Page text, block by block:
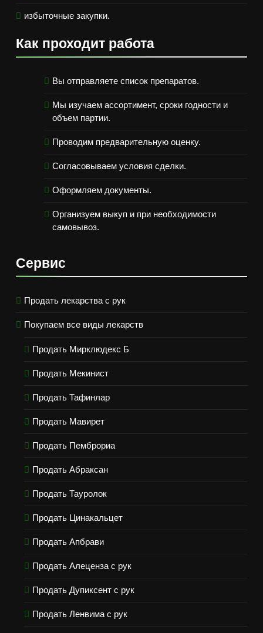
избыточные закупки.
Как проходит работа
Вы отправляете список препаратов.
Мы изучаем ассортимент, сроки годности и
объем партии.
Проводим предварительную оценку.
Согласовываем условия сделки.
Оформляем документы.
Организуем выкуп и при необходимости
самовывоз.
Сервис
Продать лекарства с рук
Покупаем все виды лекарств
Продать Мирклюдекс Б
Продать Мекинист
Продать Тафинлар
Продать Мавирет
Продать Пемброриа
Продать Абраксан
Продать Тауролок
Продать Цинакальцет
Продать Апбрави
Продать Алеценза с рук
Продать Дупиксент с рук
Продать Ленвима с рук